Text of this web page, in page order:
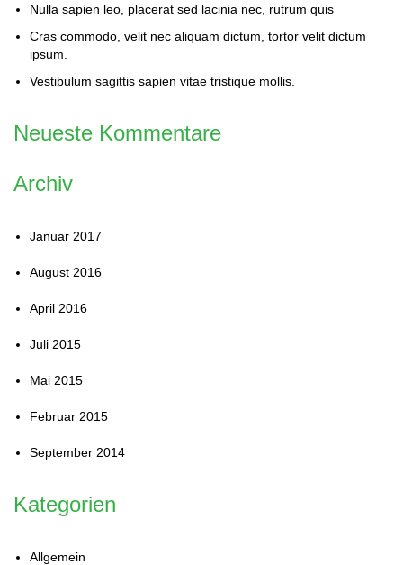
Nulla sapien leo, placerat sed lacinia nec, rutrum quis
Cras commodo, velit nec aliquam dictum, tortor velit dictum
ipsum.
Vestibulum sagittis sapien vitae tristique mollis.
Neueste Kommentare
Archiv
Januar 2017
August 2016
April 2016
Juli 2015
Mai 2015
Februar 2015
September 2014
Kategorien
Allgemein